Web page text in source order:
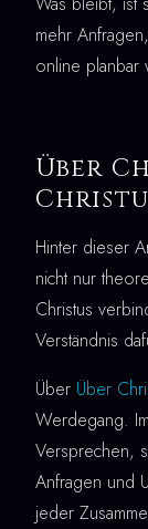
mehr
online planbar
Über
Hinter dieser
nicht nur
Christus
Verständnis
Über Über
Werdegang.
Versprechen,
Anfragen und
jeder